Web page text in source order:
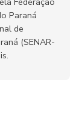
Paraná
de
(SENAR-